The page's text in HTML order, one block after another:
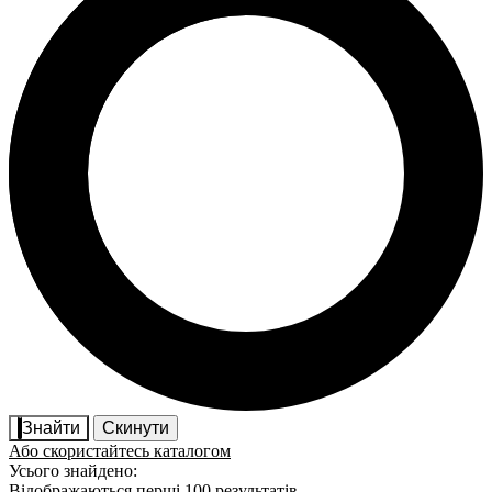
Знайти
Скинути
Або скористайтесь каталогом
Усього знайдено: